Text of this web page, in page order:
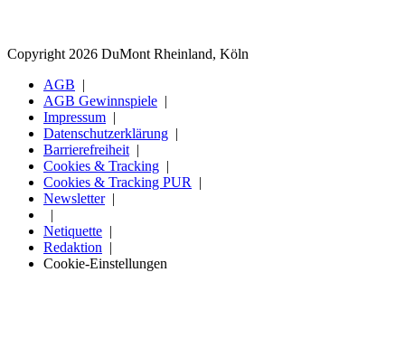
Copyright 2026 DuMont Rheinland, Köln
AGB
AGB Gewinnspiele
Impressum
Datenschutzerklärung
Barrierefreiheit
Cookies & Tracking
Cookies & Tracking PUR
Newsletter
Netiquette
Redaktion
Cookie-Einstellungen